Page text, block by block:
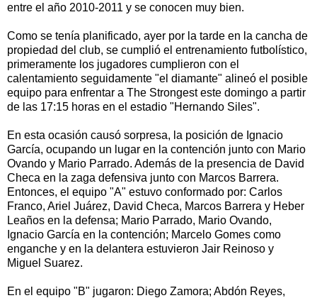
entre el año 2010-2011 y se conocen muy bien.
Como se tenía planificado, ayer por la tarde en la cancha de
propiedad del club, se cumplió el entrenamiento futbolístico,
primeramente los jugadores cumplieron con el
calentamiento seguidamente "el diamante" alineó el posible
equipo para enfrentar a The Strongest este domingo a partir
de las 17:15 horas en el estadio "Hernando Siles".
En esta ocasión causó sorpresa, la posición de Ignacio
García, ocupando un lugar en la contención junto con Mario
Ovando y Mario Parrado. Además de la presencia de David
Checa en la zaga defensiva junto con Marcos Barrera.
Entonces, el equipo "A" estuvo conformado por: Carlos
Franco, Ariel Juárez, David Checa, Marcos Barrera y Heber
Leaños en la defensa; Mario Parrado, Mario Ovando,
Ignacio García en la contención; Marcelo Gomes como
enganche y en la delantera estuvieron Jair Reinoso y
Miguel Suarez.
En el equipo "B" jugaron: Diego Zamora; Abdón Reyes,